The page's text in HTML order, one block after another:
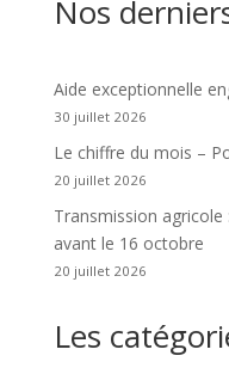
Nos
Aide exceptionnelle
30 juillet 2026
Le chiffre du mois –
20 juillet 2026
Transmission
avant le 16 octobre
20 juillet 2026
Les